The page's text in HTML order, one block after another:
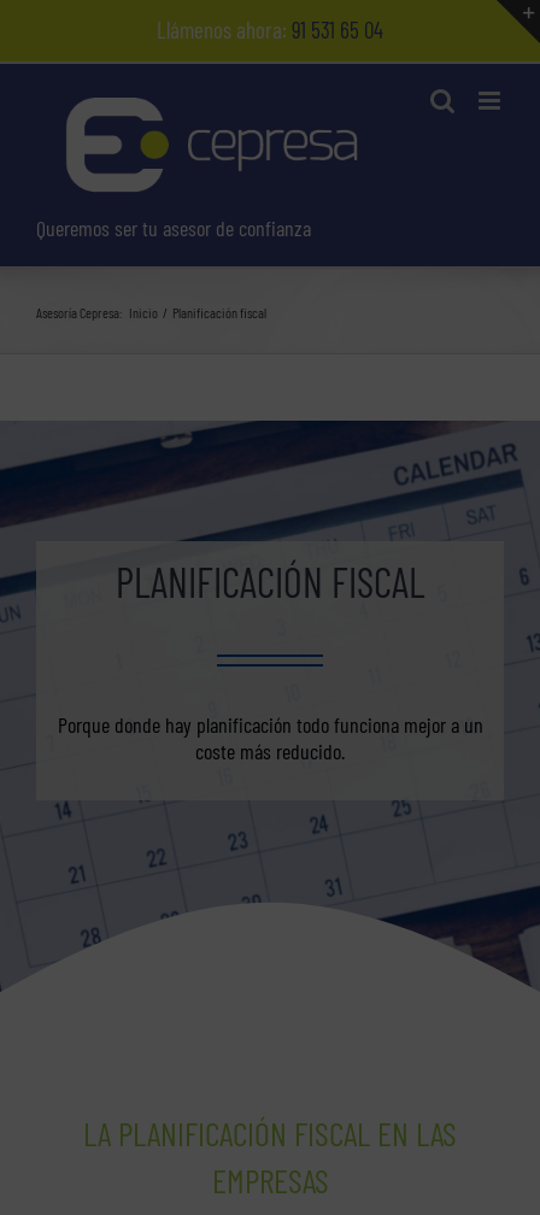
contenido
Llámenos ahora: 91 531 65 04
Queremos ser tu asesor de confianza
Asesoría Cepresa: Inicio Planificación fiscal
PLANIFICACIÓN FISCAL
Porque donde hay planificación todo funciona mejor a un
coste más reducido.
LA PLANIFICACIÓN FISCAL EN LAS
EMPRESAS